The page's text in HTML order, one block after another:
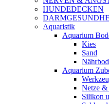
HUNDEDECKEN
Aquaristik
Aquarium
Kies
Sand
Aquarium
Netze &
Silikon